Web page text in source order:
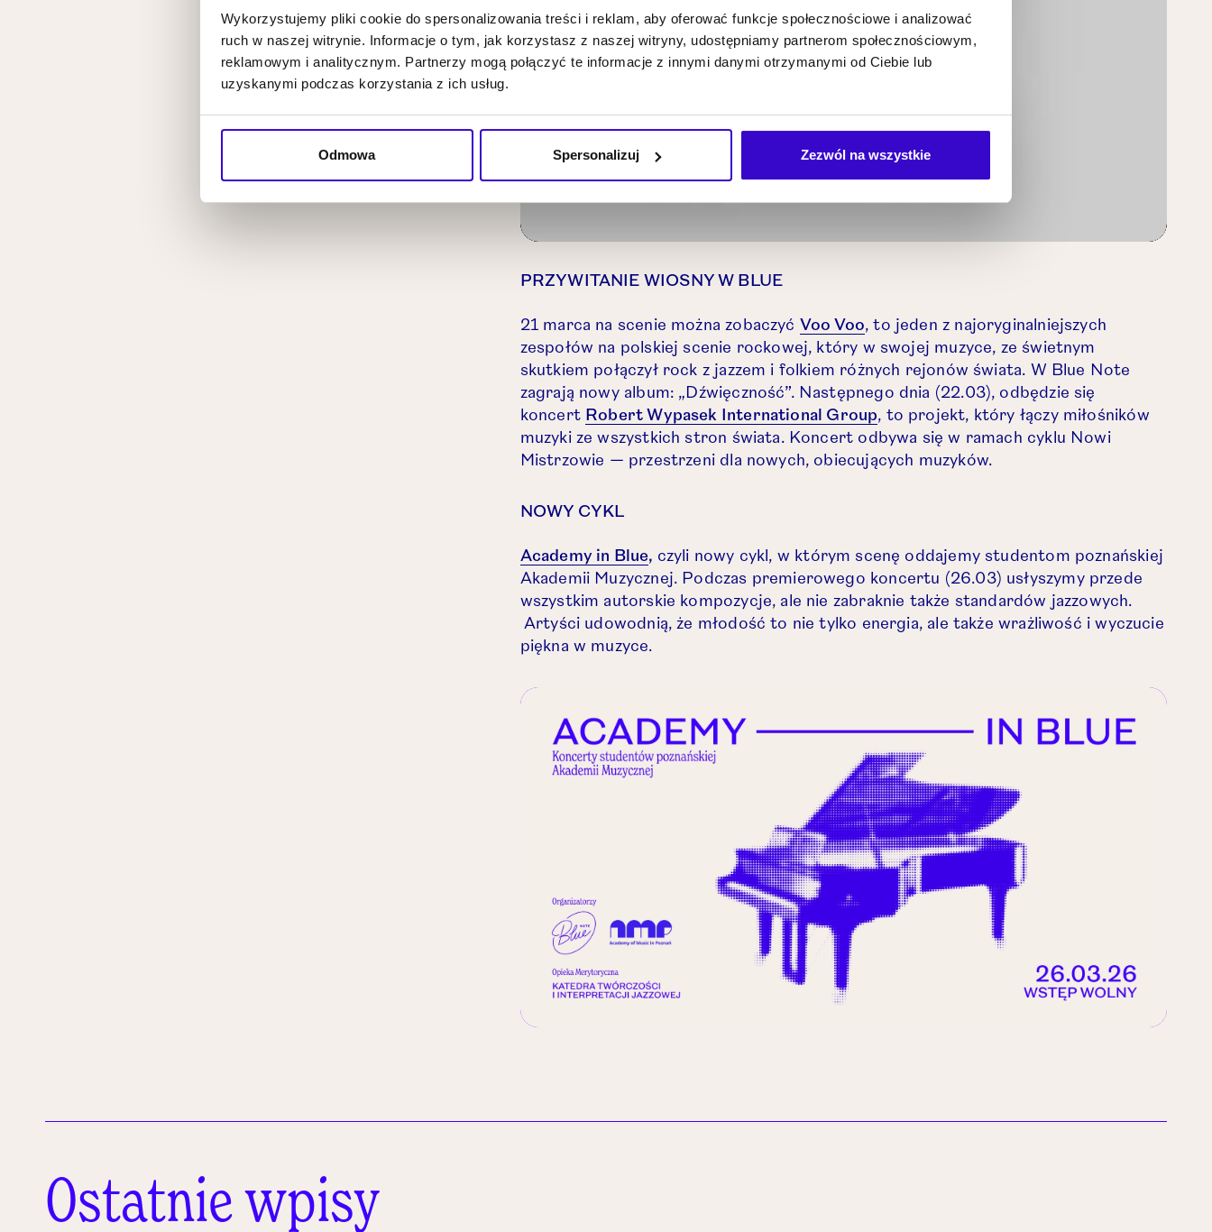
Wykorzystujemy pliki cookie do spersonalizowania treści i reklam, aby oferować funkcje społecznościowe i analizować
ruch w naszej witrynie. Informacje o tym, jak korzystasz z naszej witryny, udostępniamy partnerom społecznościowym,
reklamowym i analitycznym. Partnerzy mogą połączyć te informacje z innymi danymi otrzymanymi od Ciebie lub
uzyskanymi podczas korzystania z ich usług.
Odmowa Spersonalizuj Zezwól na wszystkie
Mute Settings
PRZYWITANIE WIOSNY W BLUE
21 marca na scenie można zobaczyć Voo VooOtwórz link w nowej karcie.
, to jeden z najoryginalniejszych
zespołów na polskiej scenie rockowej, który w swojej muzyce, ze świetnym
skutkiem połączył rock z jazzem i folkiem różnych rejonów świata. W Blue Note
zagrają nowy album: „Dźwięczność”. Następnego dnia (22.03), odbędzie się
koncert Robert Wypasek International GroupOtwórz link w nowej karcie.
, to projekt, który łączy miłośników
muzyki ze wszystkich stron świata. Koncert odbywa się w ramach cyklu Nowi
Mistrzowie — przestrzeni dla nowych, obiecujących muzyków.
NOWY CYKL
Academy in BlueOtwórz link w nowej karcie.
, czyli nowy cykl, w którym scenę oddajemy studentom poznańskiej
Akademii Muzycznej. Podczas premierowego koncertu (26.03) usłyszymy przede
wszystkim autorskie kompozycje, ale nie zabraknie także standardów jazzowych.
Artyści udowodnią, że młodość to nie tylko energia, ale także wrażliwość i wyczucie
piękna w muzyce.
Ostatnie wpisy